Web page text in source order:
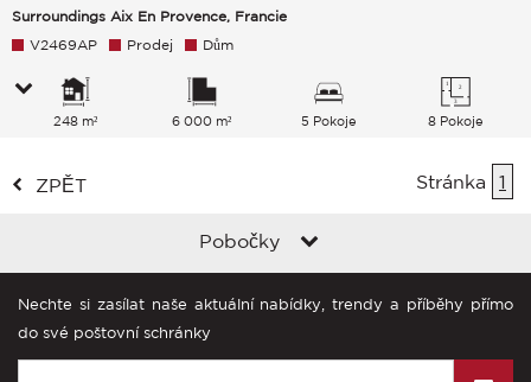
Surroundings Aix En Provence, Francie
V2469AP Prodej Dům
248 m² 6 000 m² 5 Pokoje 8 Pokoje
ZPĚT Stránka 1
Pobočky
Nechte si zasílat naše aktuální nabídky, trendy a příběhy přímo
do své poštovní schránky